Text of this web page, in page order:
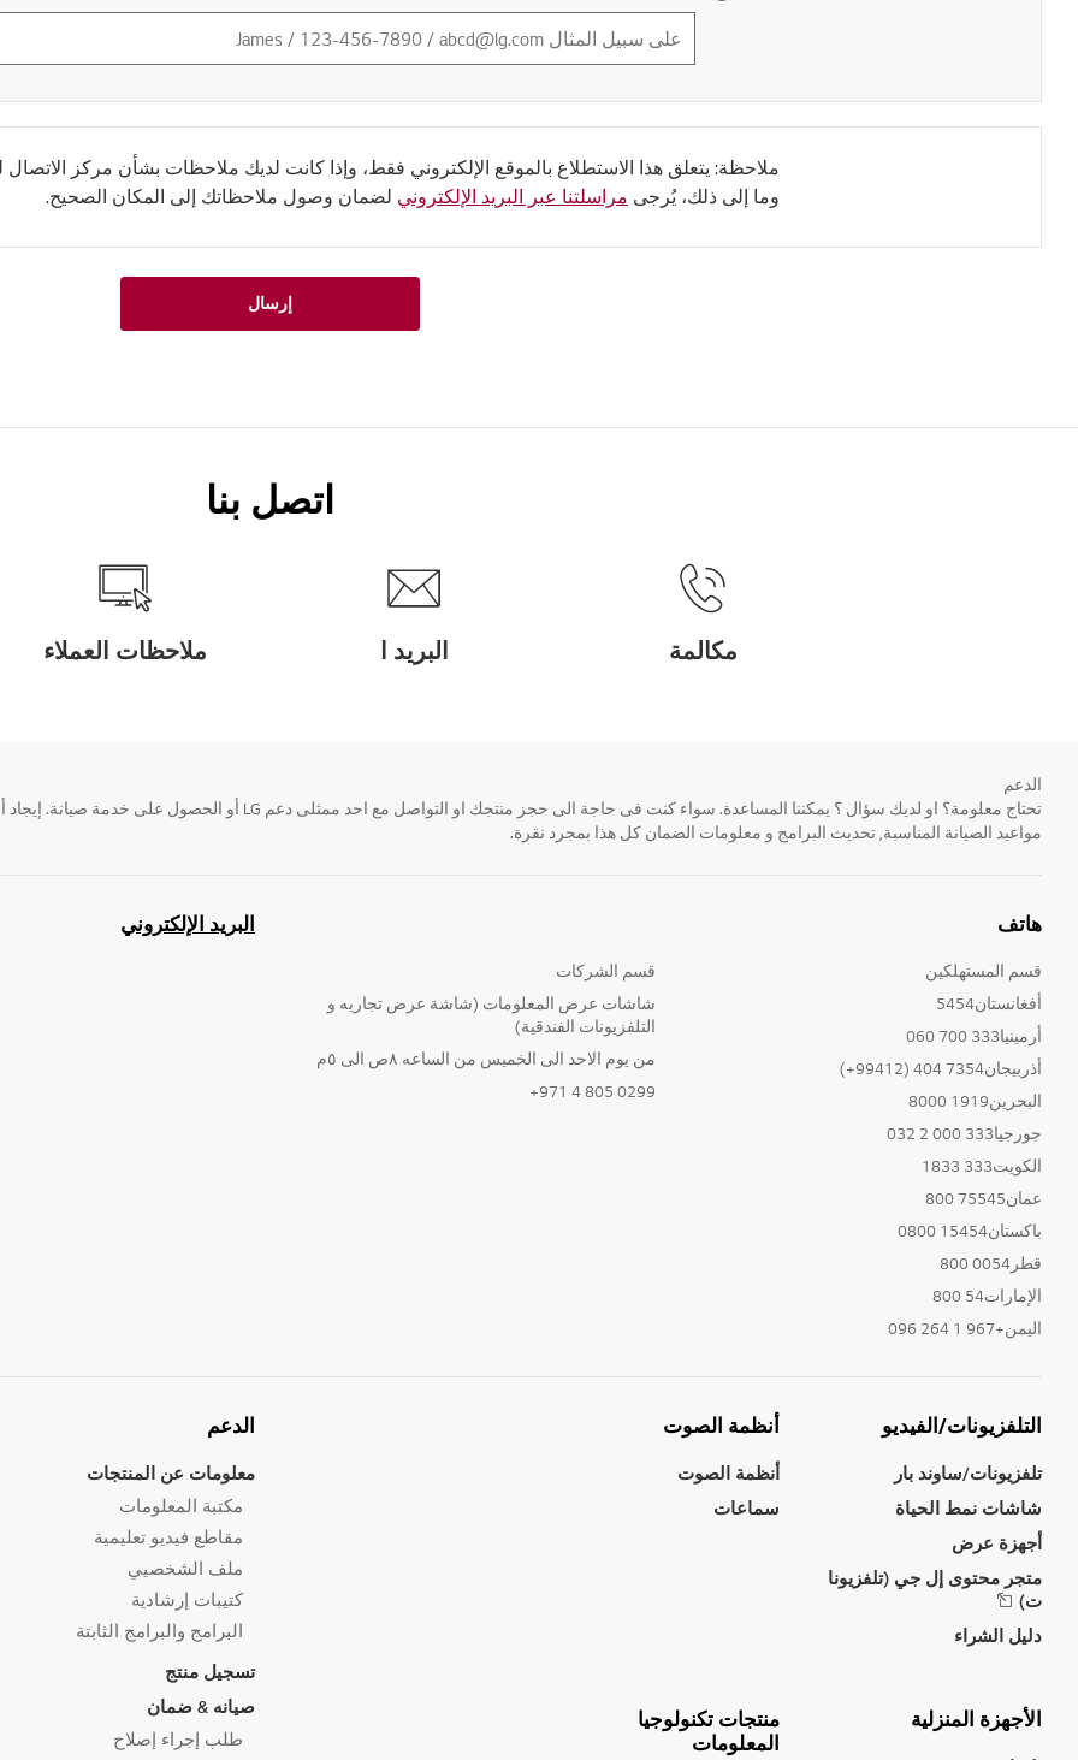
ملاحظة: يتعلق هذا الاستطلاع بالموقع الإلكتروني فقط، وإذا كانت لديك ملاحظات بشأن مركز الاتصال
وما إلى ذلك، يُرجى مراسلتنا عبر البريد الإلكتروني لضمان وصول ملاحظاتك إلى المكان الصحيح.
إرسال
اتصل بنا
مكالمة البريد ا ملاحظات العملاء
الدعم
مواعيد الصيانة المناسبة, تحديث البرامج و معلومات الضمان كل هذا بمجرد نقرة.
هاتف
قسم المستهلكين
أفغانستان5454
أرمينيا333 700 060
أذربيجان7354 404 (99412+)
البحرين1919 8000
جورجيا333 000 2 032
الكويت333 1833
عمان75545 800
باكستان15454 0800
قطر0054 800
الإمارات54 800
اليمن+967 1 264 096
قسم الشركات
شاشات عرض المعلومات (شاشة عرض تجاريه و
التلفزيونات الفندقية)
من يوم الاحد الى الخميس من الساعه ٨ص الى ٥م
0299 805 4 971+
البريد الإلكتروني
التلفزيونات/الفيديو
تلفزيونات/ساوند بار
شاشات نمط الحياة
أجهزة عرض
متجر محتوى إل جي (تلفزيونا
ت)
دليل الشراء
أنظمة الصوت
أنظمة الصوت
سماعات
الأجهزة المنزلية
منتجات تكنولوجيا
المعلومات
الدعم
معلومات عن المنتجات
مكتبة المعلومات
مقاطع فيديو تعليمية
ملف الشخصيي
كتيبات إرشادية
البرامج والبرامج الثابتة
تسجيل منتج
صيانه & ضمان
طلب إجراء إصلاح